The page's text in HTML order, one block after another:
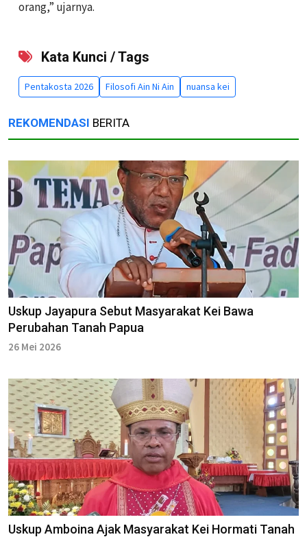
orang,” ujarnya.
Kata Kunci / Tags
Pentakosta 2026 Filosofi Ain Ni Ain nuansa kei
REKOMENDASI BERITA
Uskup Jayapura Sebut Masyarakat Kei Bawa
Perubahan Tanah Papua
26 Mei 2026
Uskup Amboina Ajak Masyarakat Kei Hormati Tanah